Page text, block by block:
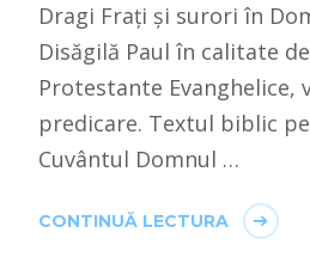
Dragi Frați și surori în
Disăgilă Paul în calitate
Protestante Evanghelice,
predicare. Textul biblic
Cuvântul Domnul …
CONTINUĂ LECTURA